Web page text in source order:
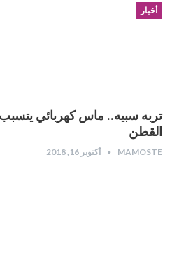
أخبار
القطن
MAMOSTE أكتوبر 16, 2018